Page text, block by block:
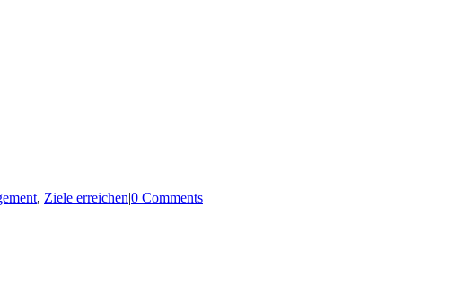
, Ziele erreichen|0 Comments